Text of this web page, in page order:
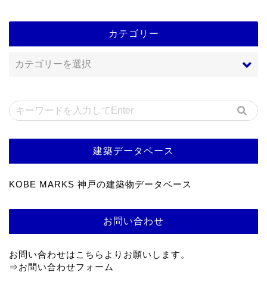
カテゴリー
建築データベース
KOBE MARKS 神戸の建築物データベース
お問い合わせ
お問い合わせはこちらよりお願いします。
⇒お問い合わせフォーム